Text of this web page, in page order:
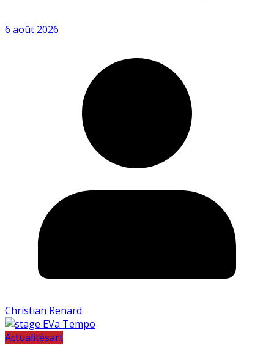
6 août 2026
Christian Renard
Actualitésart